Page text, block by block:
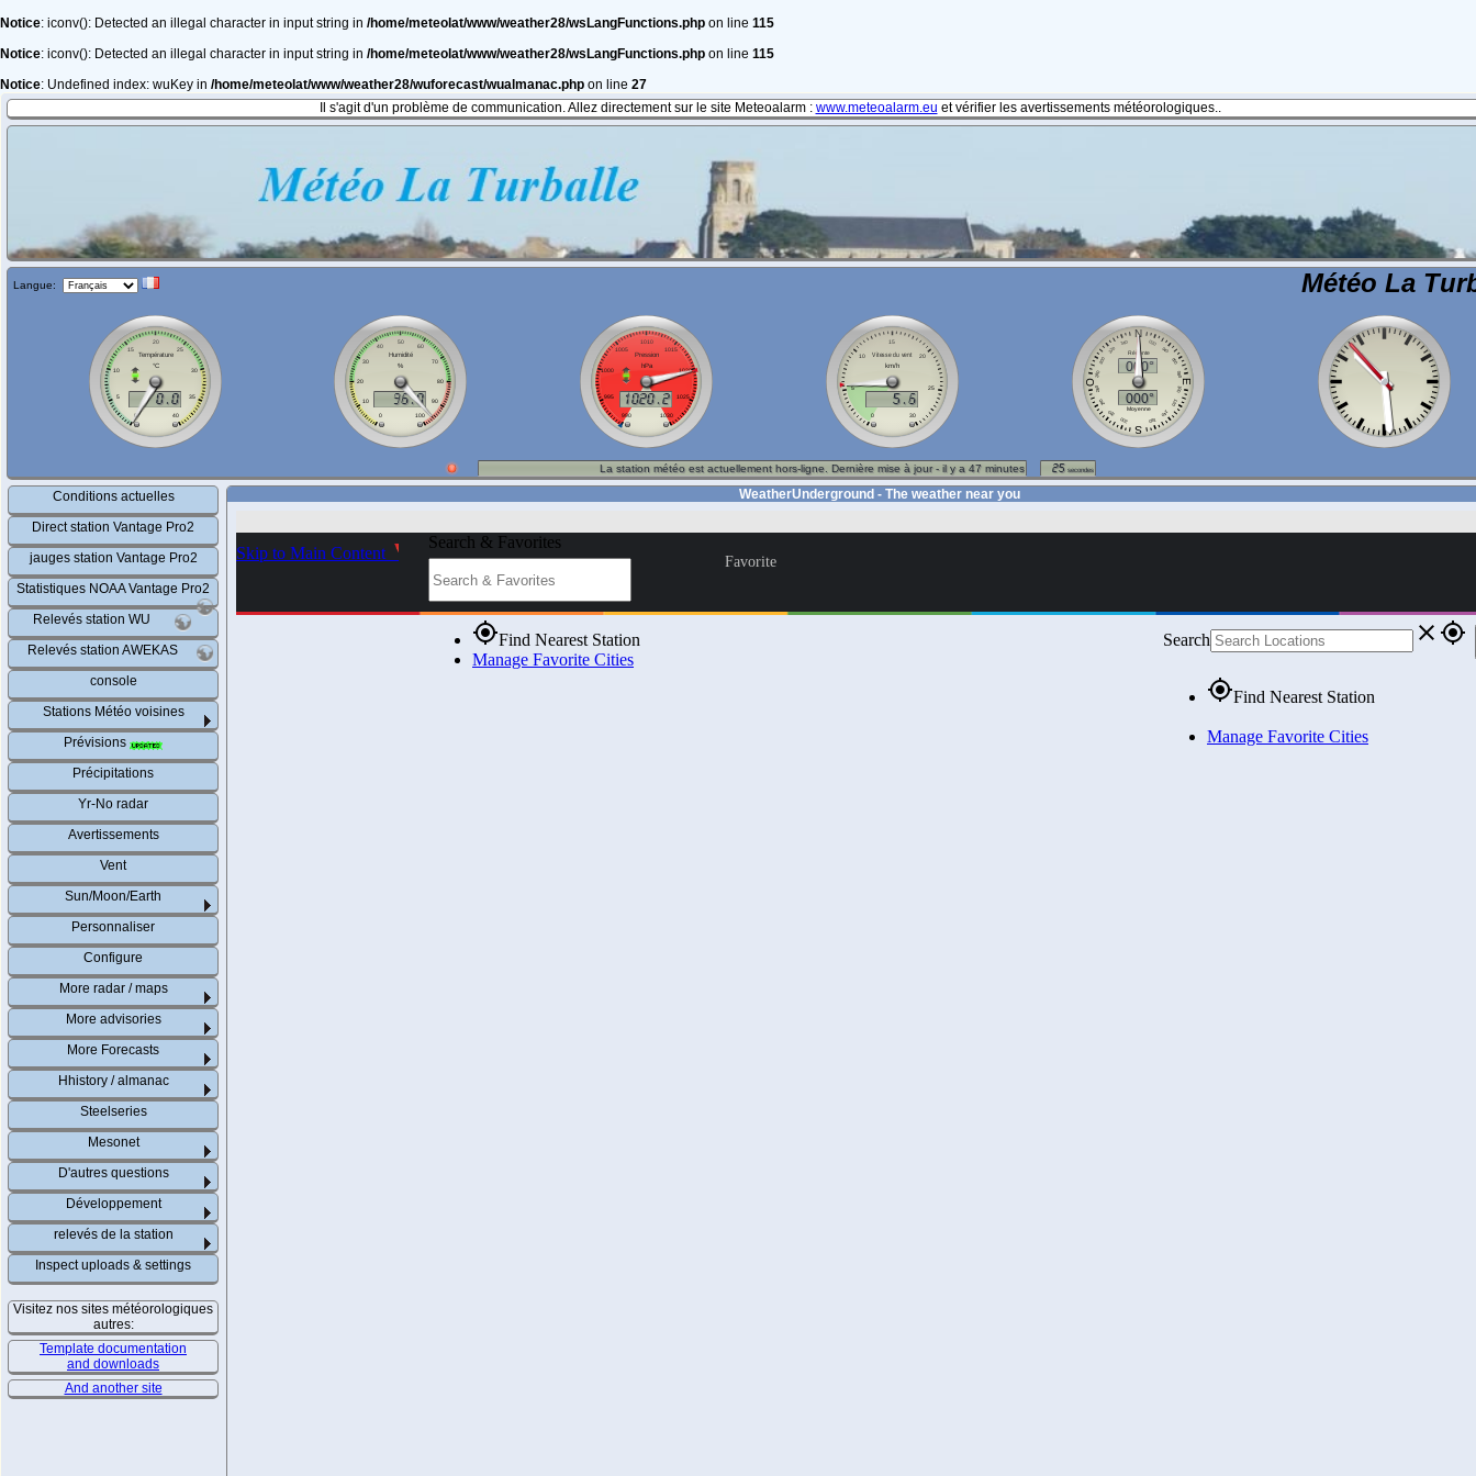
Notice: iconv(): Detected an illegal character in input string in /home/meteolat/www/weather28/wsLangFunctions.php on line 115
Notice: iconv(): Detected an illegal character in input string in /home/meteolat/www/weather28/wsLangFunctions.php on line 115
Notice: Undefined index: wuKey in /home/meteolat/www/weather28/wuforecast/wualmanac.php on line 27
Il s'agit d'un problème de communication. Allez directement sur le site Meteoalarm : www.meteoalarm.eu et vérifier les avertissements météorologiques..
Langue: Météo La
Conditions actuelles
Direct station Vantage Pro2
jauges station Vantage Pro2
Statistiques NOAA Vantage Pro2
Relevés station WU
Relevés station AWEKAS
console
Stations Météo voisines
Prévisions
Précipitations
Yr-No radar
Avertissements
Vent
Sun/Moon/Earth
Personnaliser
Configure
More radar / maps
More advisories
More Forecasts
Hhistory / almanac
Steelseries
Mesonet
D'autres questions
Développement
relevés de la station
Inspect uploads & settings
Visitez nos sites météorologiques
autres:
Template documentation
and downloads
And another site
WeatherUnderground - The weather near you